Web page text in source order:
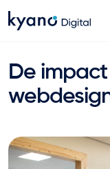
Home
Projecten
Diensten
De